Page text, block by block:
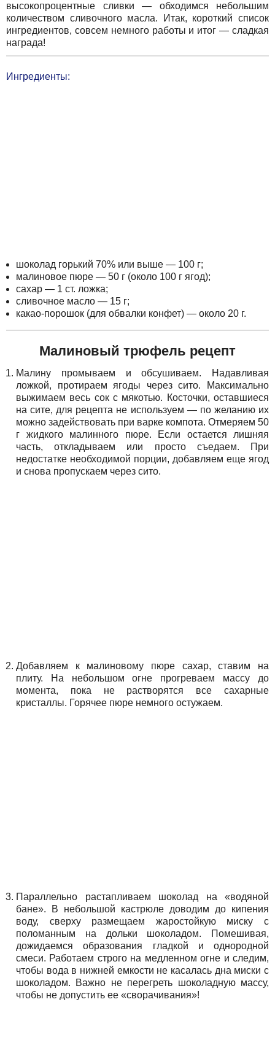
высокопроцентные сливки — обходимся небольшим
количеством сливочного масла. Итак, короткий список
ингредиентов, совсем немного работы и итог — сладкая
награда!
Ингредиенты:
шоколад горький 70% или выше — 100 г;
малиновое пюре — 50 г (около 100 г ягод);
сахар — 1 ст. ложка;
сливочное масло — 15 г;
какао-порошок (для обвалки конфет) — около 20 г.
Малиновый трюфель рецепт
Малину промываем и обсушиваем. Надавливая
ложкой, протираем ягоды через сито. Максимально
выжимаем весь сок с мякотью. Косточки, оставшиеся
на сите, для рецепта не используем — по желанию их
можно задействовать при варке компота. Отмеряем 50
г жидкого малинного пюре. Если остается лишняя
часть, откладываем или просто съедаем. При
недостатке необходимой порции, добавляем еще ягод
и снова пропускаем через сито.
Добавляем к малиновому пюре сахар, ставим на
плиту. На небольшом огне прогреваем массу до
момента, пока не растворятся все сахарные
кристаллы. Горячее пюре немного остужаем.
Параллельно растапливаем шоколад на «водяной
бане». В небольшой кастрюле доводим до кипения
воду, сверху размещаем жаростойкую миску с
поломанным на дольки шоколадом. Помешивая,
дожидаемся образования гладкой и однородной
смеси. Работаем строго на медленном огне и следим,
чтобы вода в нижней емкости не касалась дна миски с
шоколадом. Важно не перегреть шоколадную массу,
чтобы не допустить ее «сворачивания»!